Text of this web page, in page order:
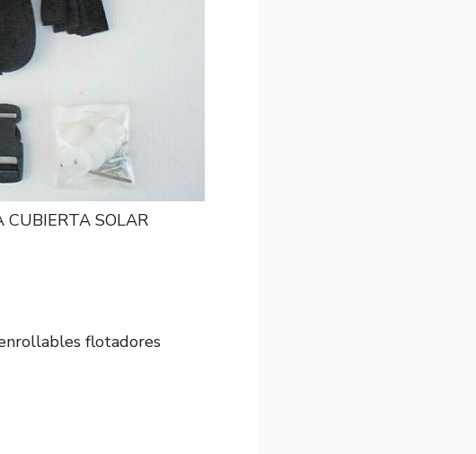
CUBIERTA SOLAR
flotadores